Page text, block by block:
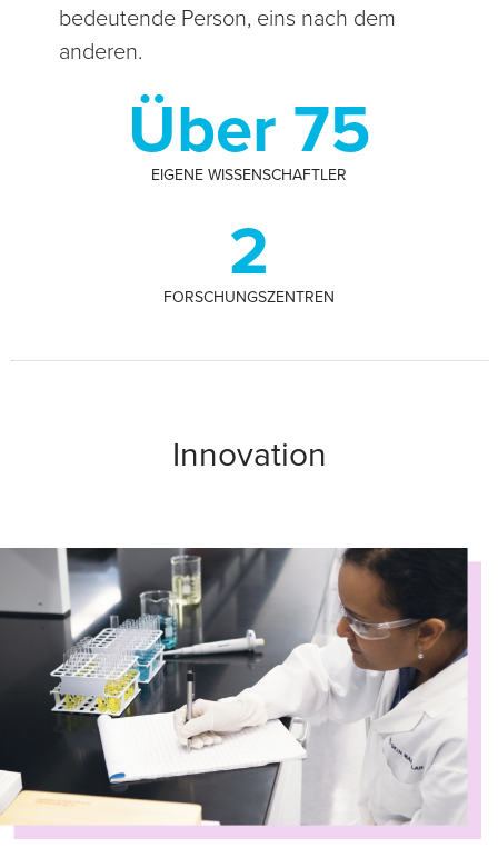
bedeutende Person, eins nach dem
anderen.
Über 75
EIGENE WISSENSCHAFTLER
2
FORSCHUNGSZENTREN
Innovation